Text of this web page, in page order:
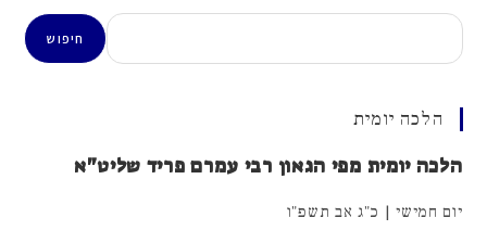
חיפוש
חיפוש
הלכה יומית
הלכה יומית מפי הגאון רבי עמרם פריד שליט"א
יום חמישי | כ"ג אב תשפ"ו